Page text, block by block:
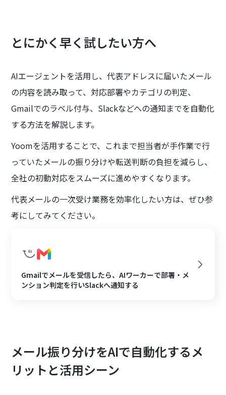
とにかく早く試したい方へ
AIエージェントを活用し、代表アドレスに届いたメール
の内容を読み取って、対応部署やカテゴリの判定、
Gmailでのラベル付与、Slackなどへの通知までを自動化
する方法を解説します。
Yoomを活用することで、これまで担当者が手作業で行
っていたメールの振り分けや転送判断の負担を減らし、
全社の初動対応をスムーズに進めやすくなります。
代表メールの一次受け業務を効率化したい方は、ぜひ参
考にしてみてください。
Gmailでメールを受信したら、AIワーカーで部署・メ
ンション判定を行いSlackへ通知する
メール振り分けをAIで自動化するメ
リットと活用シーン